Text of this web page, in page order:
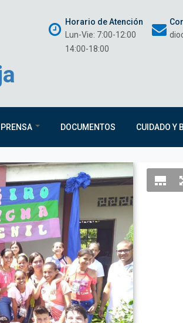
Horario de Atención
Lun-Vie: 7:00-12:00
14:00-18:00
DOCUMENTOS CUIDADO Y